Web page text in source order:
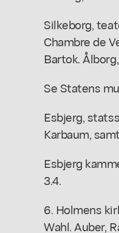
Silkeborg,
Chambre de
Bartok.
Se Statens
Esbjerg,
Karbaum,
Esbjerg
3.4.
6. Holmens
Wahl. Auber,